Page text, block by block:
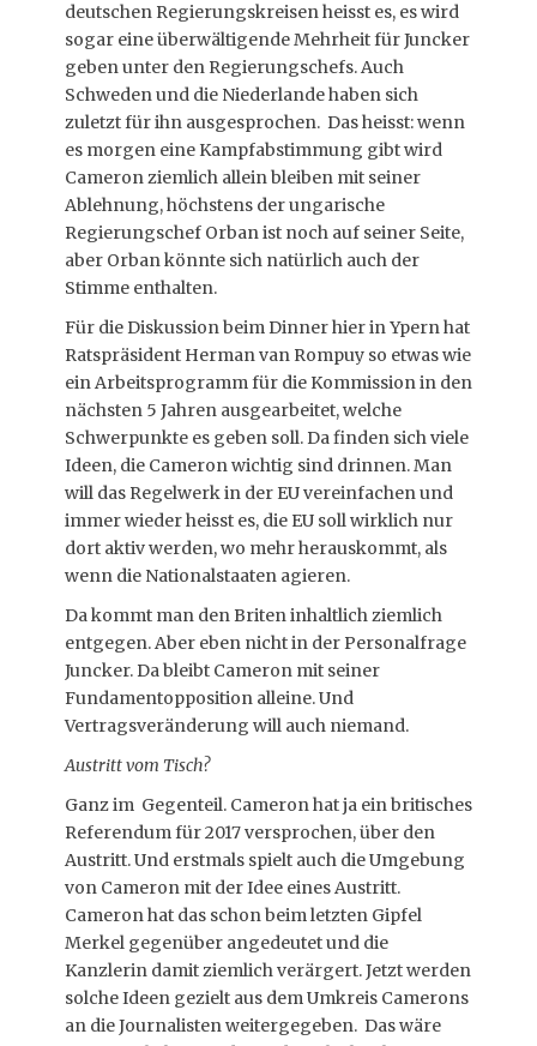
deutschen Regierungskreisen heisst es, es wird
sogar eine überwältigende Mehrheit für Juncker
geben unter den Regierungschefs. Auch
Schweden und die Niederlande haben sich
zuletzt für ihn ausgesprochen. Das heisst: wenn
es morgen eine Kampfabstimmung gibt wird
Cameron ziemlich allein bleiben mit seiner
Ablehnung, höchstens der ungarische
Regierungschef Orban ist noch auf seiner Seite,
aber Orban könnte sich natürlich auch der
Stimme enthalten.
Für die Diskussion beim Dinner hier in Ypern hat
Ratspräsident Herman van Rompuy so etwas wie
ein Arbeitsprogramm für die Kommission in den
nächsten 5 Jahren ausgearbeitet, welche
Schwerpunkte es geben soll. Da finden sich viele
Ideen, die Cameron wichtig sind drinnen. Man
will das Regelwerk in der EU vereinfachen und
immer wieder heisst es, die EU soll wirklich nur
dort aktiv werden, wo mehr herauskommt, als
wenn die Nationalstaaten agieren.
Da kommt man den Briten inhaltlich ziemlich
entgegen. Aber eben nicht in der Personalfrage
Juncker. Da bleibt Cameron mit seiner
Fundamentopposition alleine. Und
Vertragsveränderung will auch niemand.
Austritt vom Tisch?
Ganz im Gegenteil. Cameron hat ja ein britisches
Referendum für 2017 versprochen, über den
Austritt. Und erstmals spielt auch die Umgebung
von Cameron mit der Idee eines Austritt.
Cameron hat das schon beim letzten Gipfel
Merkel gegenüber angedeutet und die
Kanzlerin damit ziemlich verärgert. Jetzt werden
solche Ideen gezielt aus dem Umkreis Camerons
an die Journalisten weitergegeben. Das wäre